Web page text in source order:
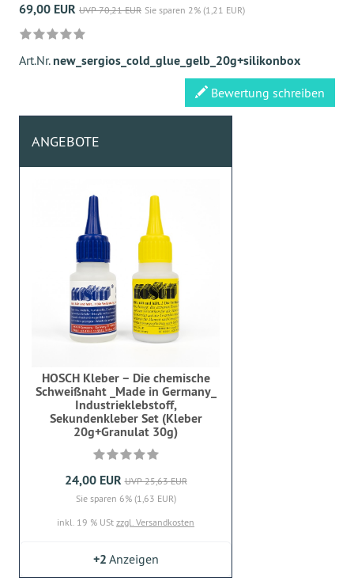
69,00 EUR UVP 70,21 EUR Sie sparen 2% (1,21 EUR)
Art.Nr. new_sergios_cold_glue_gelb_20g+silikonbox
Bewertung schreiben
ANGEBOTE
HOSCH Kleber – Die chemische
Schweißnaht _Made in Germany_
Industrieklebstoff,
Sekundenkleber Set (Kleber
20g+Granulat 30g)
24,00 EUR UVP 25,63 EUR
Sie sparen 6% (1,63 EUR)
inkl. 19 % USt zzgl. Versandkosten
+2 Anzeigen